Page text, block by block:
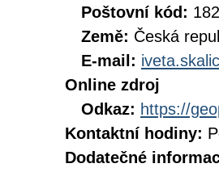
Poštovní kód:
Země: Česká
E-mail:
Online zdroj
Odkaz: https://
Kontaktní hodiny:
Dodatečné